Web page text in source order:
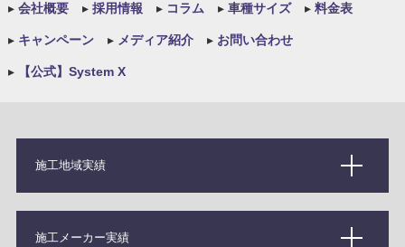
▸会社概要 ▸採用情報 ▸コラム ▸車種サイズ ▸料金表
▸キャンペーン ▸メディア紹介 ▸お問い合わせ
▸【公式】System X
施工地域実績
施工メーカー実績